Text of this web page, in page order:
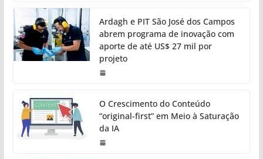
Ardagh e PIT São José dos Campos
abrem programa de inovação com
aporte de até US$ 27 mil por
projeto
O Crescimento do Conteúdo
“original-first” em Meio à Saturação
da IA